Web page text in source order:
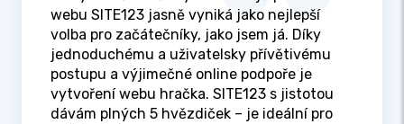
webu SITE123 jasně vyniká jako nejlepší
volba pro začátečníky, jako jsem já. Díky
jednoduchému a uživatelsky přívětivému
postupu a výjimečné online podpoře je
vytvoření webu hračka. SITE123 s jistotou
dávám plných 5 hvězdiček – je ideální pro